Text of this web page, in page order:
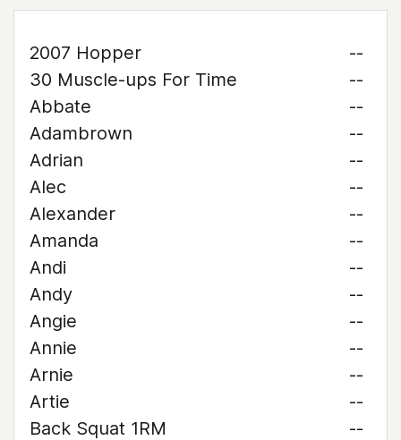
2007 Hopper
--
30 Muscle-ups For Time
--
Abbate
--
Adambrown
--
Adrian
--
Alec
--
Alexander
--
Amanda
--
Andi
--
Andy
--
Angie
--
Annie
--
Arnie
--
Artie
--
Back Squat 1RM
--